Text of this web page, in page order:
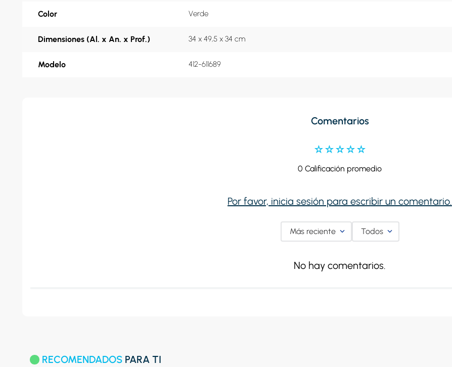
Color Verde
Dimensiones (Al. x An. x Prof.) 34 x 49,5 x 34 cm
Modelo 412-611689
Comentarios
☆☆☆☆☆
0 Calificación promedio
Por favor, inicia sesión para escribir un comentario.
Más reciente Todos
No hay comentarios.
RECOMENDADOS PARA TI